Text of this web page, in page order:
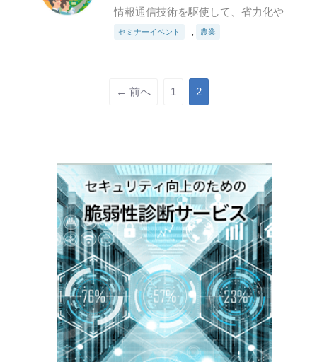
情報通信技術を駆使して、省力化や
高品質生産を実現する次世代農業
産管理や機械化の技術は、農業現場
セミナーイベント 農業
← 前へ 1 2